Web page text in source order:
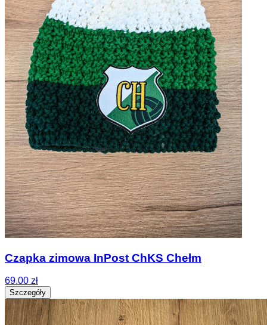
Czapka zimowa InPost ChKS Chełm
69.00 zł
Szczegóły